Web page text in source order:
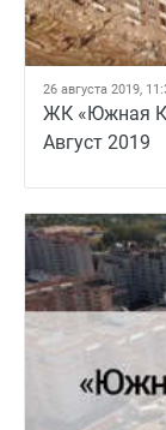
26 августа 2019,
ЖК «Южная
Август 2019